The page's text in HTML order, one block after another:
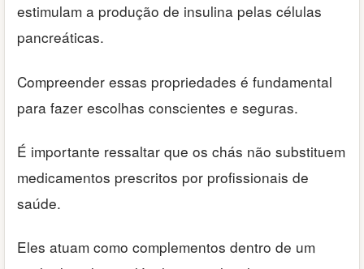
estimulam a produção de insulina pelas células
pancreáticas.
Compreender essas propriedades é fundamental
para fazer escolhas conscientes e seguras.
É importante ressaltar que os chás não substituem
medicamentos prescritos por profissionais de
saúde.
Eles atuam como complementos dentro de um